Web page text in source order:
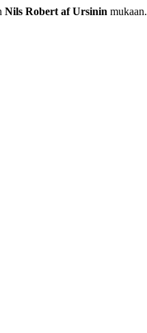
Nils Robert af Ursinin mukaan.